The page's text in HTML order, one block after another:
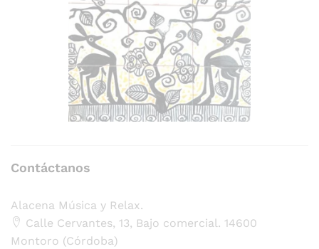
Contáctanos
Alacena Música y Relax.
Calle Cervantes, 13, Bajo comercial. 14600
Montoro (Córdoba)